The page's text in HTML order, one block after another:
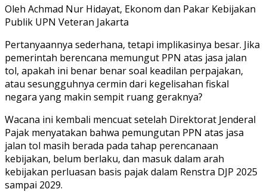
Oleh Achmad Nur Hidayat, Ekonom dan Pakar Kebijakan
Publik UPN Veteran Jakarta
Pertanyaannya sederhana, tetapi implikasinya besar. Jika
pemerintah berencana memungut PPN atas jasa jalan
tol, apakah ini benar benar soal keadilan perpajakan,
atau sesungguhnya cermin dari kegelisahan fiskal
negara yang makin sempit ruang geraknya?
Wacana ini kembali mencuat setelah Direktorat Jenderal
Pajak menyatakan bahwa pemungutan PPN atas jasa
jalan tol masih berada pada tahap perencanaan
kebijakan, belum berlaku, dan masuk dalam arah
kebijakan perluasan basis pajak dalam Renstra DJP 2025
sampai 2029.